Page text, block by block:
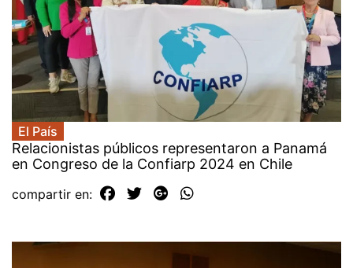
El País
Relacionistas públicos representaron a Panamá
en Congreso de la Confiarp 2024 en Chile
compartir en: